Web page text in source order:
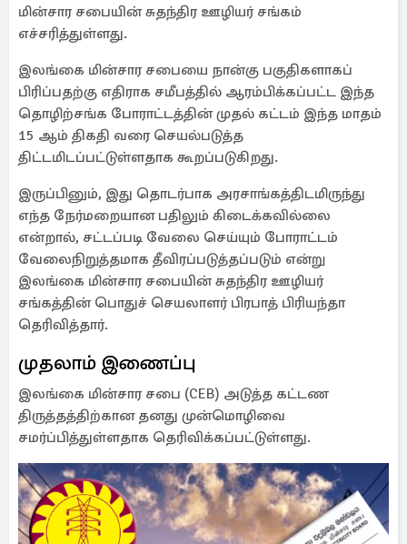
மின்சார சபையின் சுதந்திர ஊழியர் சங்கம்
எச்சரித்துள்ளது.
இலங்கை மின்சார சபையை நான்கு பகுதிகளாகப்
பிரிப்பதற்கு எதிராக சமீபத்தில் ஆரம்பிக்கப்பட்ட இந்த
தொழிற்சங்க போராட்டத்தின் முதல் கட்டம் இந்த மாதம்
15 ஆம் திகதி வரை செயல்படுத்த
திட்டமிடப்பட்டுள்ளதாக கூறப்படுகிறது.
இருப்பினும், இது தொடர்பாக அரசாங்கத்திடமிருந்து
எந்த நேர்மறையான பதிலும் கிடைக்கவில்லை
என்றால், சட்டப்படி வேலை செய்யும் போராட்டம்
வேலைநிறுத்தமாக தீவிரப்படுத்தப்படும் என்று
இலங்கை மின்சார சபையின் சுதந்திர ஊழியர்
சங்கத்தின் பொதுச் செயலாளர் பிரபாத் பிரியந்தா
தெரிவித்தார்.
முதலாம் இணைப்பு
இலங்கை மின்சார சபை (CEB) அடுத்த கட்டண
திருத்தத்திற்கான தனது முன்மொழிவை
சமர்ப்பித்துள்ளதாக தெரிவிக்கப்பட்டுள்ளது.